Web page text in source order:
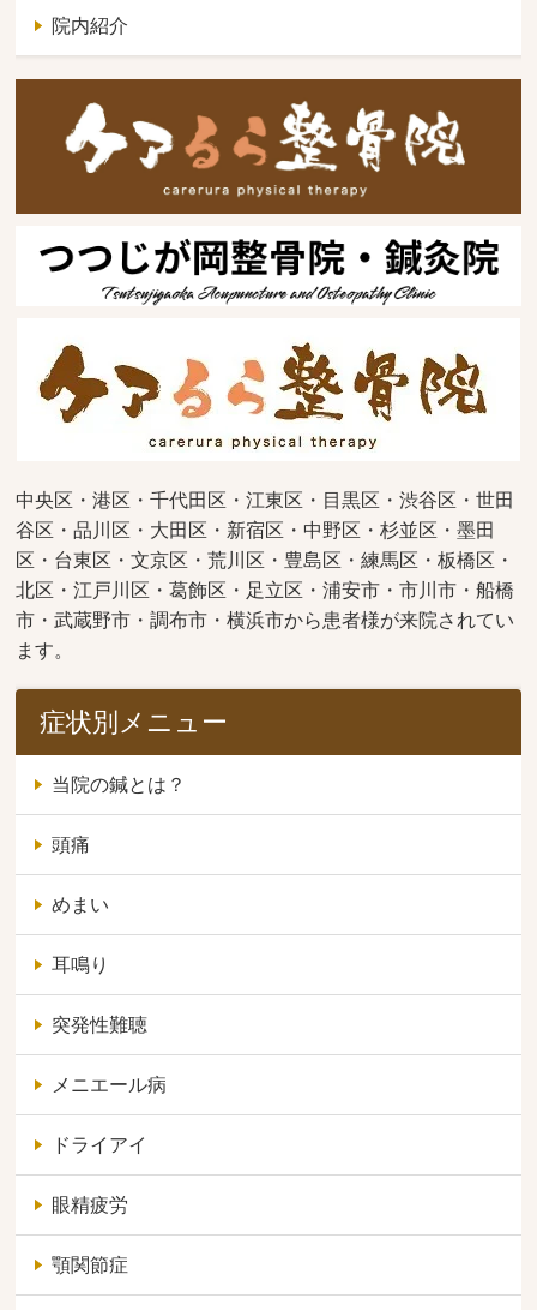
院内紹介
中央区・港区・千代田区・江東区・目黒区・渋谷区・世田
谷区・品川区・大田区・新宿区・中野区・杉並区・墨田
区・台東区・文京区・荒川区・豊島区・練馬区・板橋区・
北区・江戸川区・葛飾区・足立区・浦安市・市川市・船橋
市・武蔵野市・調布市・横浜市から患者様が来院されてい
ます。
症状別メニュー
当院の鍼とは？
頭痛
めまい
耳鳴り
突発性難聴
メニエール病
ドライアイ
眼精疲労
顎関節症